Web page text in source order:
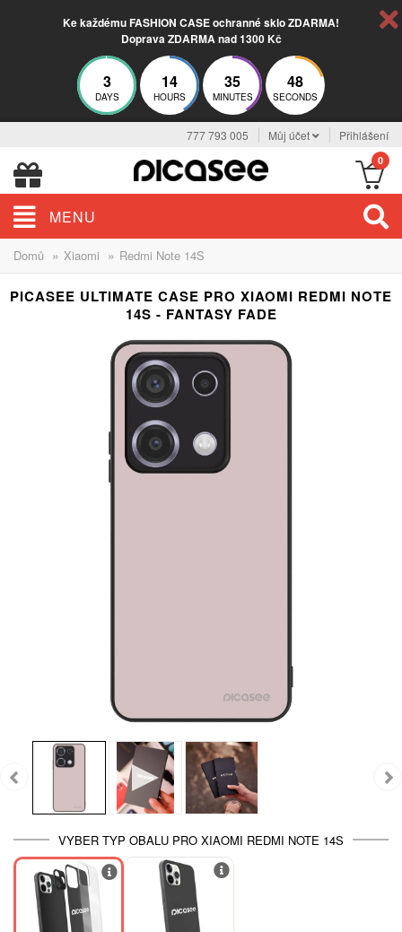
Ke každému FASHION CASE ochranné sklo ZDARMA!
Doprava ZDARMA nad 1300 Kč
3
DAYS
14
HOURS
35
MINUTES
48
SECONDS
777 793 005 Můj účet Přihlášení
0
MENU
Domů » Xiaomi » Redmi Note 14S
PICASEE ULTIMATE CASE PRO XIAOMI REDMI NOTE
14S - FANTASY FADE
VYBER TYP OBALU PRO XIAOMI REDMI NOTE 14S